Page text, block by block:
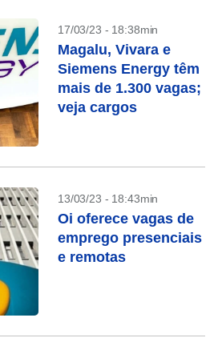
17/03/23 - 18:38min
Magalu, Vivara e
Siemens Energy têm
mais de 1.300 vagas;
veja cargos
13/03/23 - 18:43min
Oi oferece vagas de
emprego presenciais
e remotas